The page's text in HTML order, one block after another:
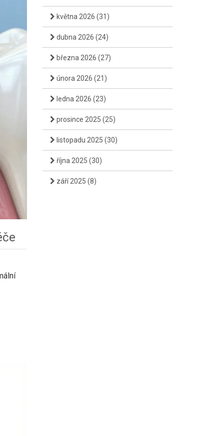
května 2026 (31)
dubna 2026 (24)
března 2026 (27)
února 2026 (21)
ledna 2026 (23)
prosince 2025 (25)
listopadu 2025 (30)
října 2025 (30)
září 2025 (8)